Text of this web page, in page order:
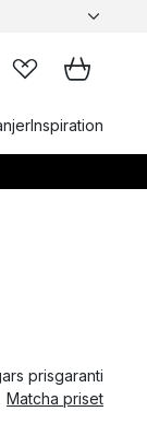
Inspiration
prisgaranti
Matcha priset